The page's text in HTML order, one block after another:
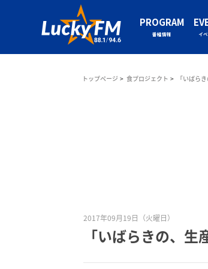
PROGRAM
番組情報 イ
トップページ 食プロジェクト 「いばら
2017年09月19日（火曜日）
「いばらきの、